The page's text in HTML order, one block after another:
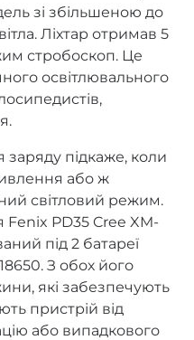
зі збільшеною до
Ліхтар отримав 5
стробоскоп. Це
освітлювального
заряду підкаже, коли
або ж
світловий режим.
Fenix PD35 Cree XM-
під 2 батареї
З обох його
які забезпечують
пристрій від
або випадкового